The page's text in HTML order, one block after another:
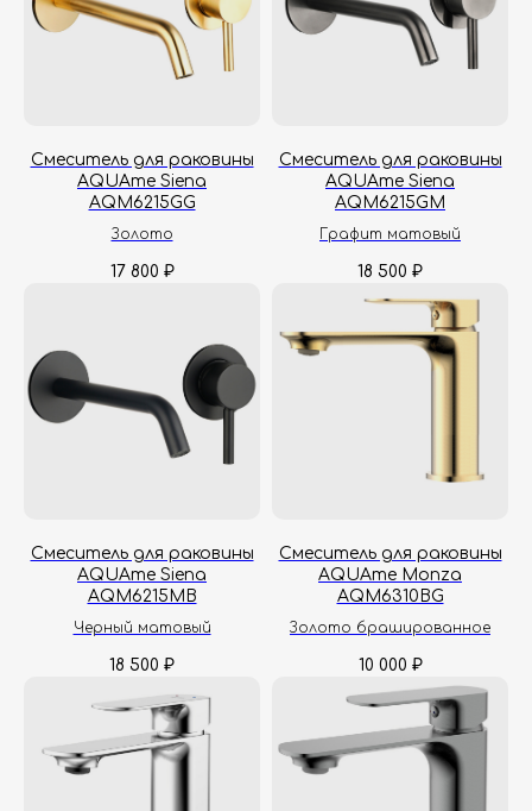
Смеситель для раковины
AQUAme Siena
AQM6215GG
Золото
17 800 ₽
Смеситель для раковины
AQUAme Siena
AQM6215GM
Графит матовый
18 500 ₽
Смеситель для раковины
AQUAme Siena
AQM6215MB
Черный матовый
18 500 ₽
Смеситель для раковины
AQUAme Monza
AQM6310BG
Золото брашированное
10 000 ₽